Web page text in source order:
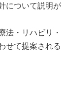
について説明が
法・リハビリ・
せて提案される